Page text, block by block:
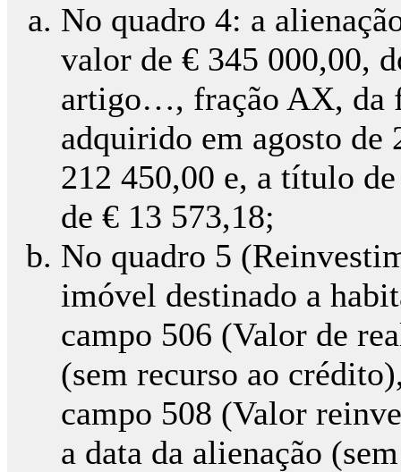
No quadro 4: a
valor de € 345 000,00,
artigo…, fração AX,
adquirido em agosto de
212 450,00 e, a título de
de € 13 573,18;
No quadro 5
imóvel destinado a
campo 506 (Valor de
(sem recurso ao
campo 508 (Valor
a data da alienação